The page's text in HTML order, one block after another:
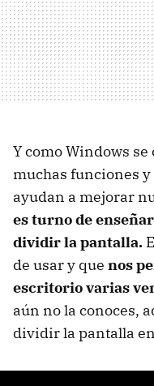
Y como Windows
muchas funciones
ayudan a mejorar
es turno de
dividir la pantalla.
de usar y que nos
escritorio varias
aún no la conoces,
dividir la pantalla